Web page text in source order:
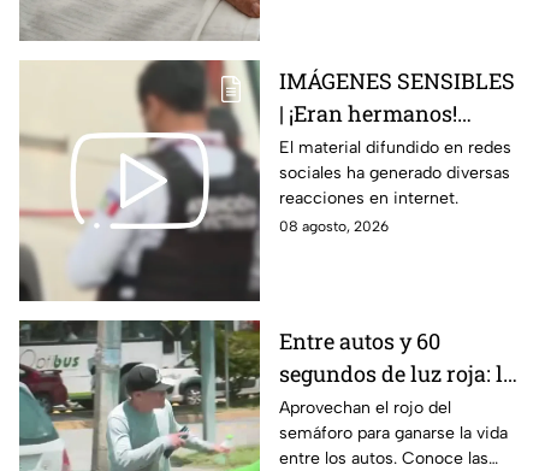
IMÁGENES SENSIBLES
| ¡Eran hermanos!
Captan brut4l agresión
contra un hombre que
perdió la vid4
El material difundido en redes
sociales ha generado diversas
reacciones en internet.
08 agosto, 2026
Entre autos y 60
segundos de luz roja: la
historia de quienes
trabajan en el semáforo
Aprovechan el rojo del
semáforo para ganarse la vida
entre los autos. Conoce las